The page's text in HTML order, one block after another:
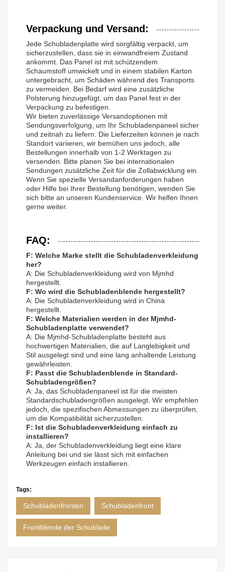
Verpackung und Versand:
Jede Schubladenplatte wird sorgfältig verpackt, um
sicherzustellen, dass sie in einwandfreiem Zustand
ankommt. Das Panel ist mit schützendem
Schaumstoff umwickelt und in einem stabilen Karton
untergebracht, um Schäden während des Transports
zu vermeiden. Bei Bedarf wird eine zusätzliche
Polsterung hinzugefügt, um das Panel fest in der
Verpackung zu befestigen.
Wir bieten zuverlässige Versandoptionen mit
Sendungsverfolgung, um Ihr Schubladenpaneel sicher
und zeitnah zu liefern. Die Lieferzeiten können je nach
Standort variieren, wir bemühen uns jedoch, alle
Bestellungen innerhalb von 1-2 Werktagen zu
versenden. Bitte planen Sie bei internationalen
Sendungen zusätzliche Zeit für die Zollabwicklung ein.
Wenn Sie spezielle Versandanforderungen haben
oder Hilfe bei Ihrer Bestellung benötigen, wenden Sie
sich bitte an unseren Kundenservice. Wir helfen Ihnen
gerne weiter.
FAQ:
F: Welche Marke stellt die Schubladenverkleidung
her?
A: Die Schubladenverkleidung wird von Mjmhd
hergestellt.
F: Wo wird die Schubladenblende hergestellt?
A: Die Schubladenverkleidung wird in China
hergestellt.
F: Welche Materialien werden in der Mjmhd-
Schubladenplatte verwendet?
A: Die Mjmhd-Schubladenplatte besteht aus
hochwertigen Materialien, die auf Langlebigkeit und
Stil ausgelegt sind und eine lang anhaltende Leistung
gewährleisten.
F: Passt die Schubladenblende in Standard-
Schubladengrößen?
A: Ja, das Schubladenpaneel ist für die meisten
Standardschubladengrößen ausgelegt. Wir empfehlen
jedoch, die spezifischen Abmessungen zu überprüfen,
um die Kompatibilität sicherzustellen.
F: Ist die Schubladenverkleidung einfach zu
installieren?
A: Ja, der Schubladenverkleidung liegt eine klare
Anleitung bei und sie lässt sich mit einfachen
Werkzeugen einfach installieren.
Tags:
Schubladenfronten Schubladenfront
Frontblende der Schublade